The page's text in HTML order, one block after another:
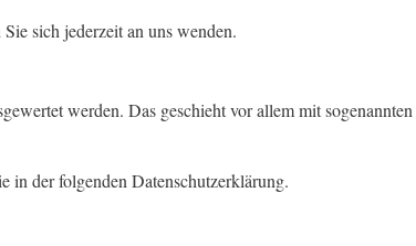
sich jederzeit an uns wenden.
werden. Das geschieht vor allem mit sogenannten
in der folgenden Datenschutzerklärung.